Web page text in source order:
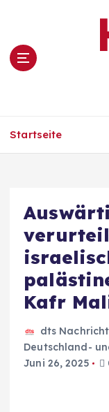
s
Startseite
Kafr
dts
Deutschland-
Juni 26, 2025